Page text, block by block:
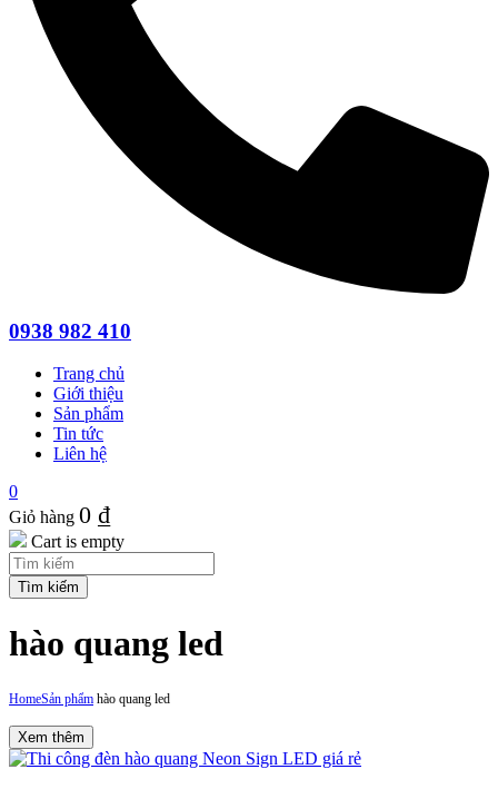
0938 982 410
Trang chủ
Giới thiệu
Sản phẩm
Tin tức
Liên hệ
0
Giỏ hàng 0 ₫
Cart is empty
hào quang led
HomeSản phẩm hào quang led
Xem thêm